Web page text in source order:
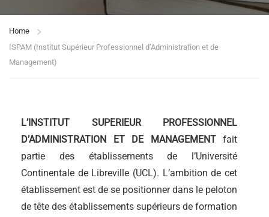
Home
ISPAM (Institut Supérieur Professionnel d’Administration et de
Management)
L’INSTITUT SUPERIEUR PROFESSIONNEL
D’ADMINISTRATION ET DE MANAGEMENT fait
partie des établissements de l’Université
Continentale de Libreville (UCL). L’ambition de cet
établissement est de se positionner dans le peloton
de tête des établissements supérieurs de formation